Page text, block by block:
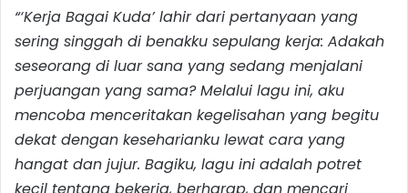
“‘Kerja Bagai Kuda’ lahir dari pertanyaan yang
sering singgah di benakku sepulang kerja: Adakah
seseorang di luar sana yang sedang menjalani
perjuangan yang sama? Melalui lagu ini, aku
mencoba menceritakan kegelisahan yang begitu
dekat dengan keseharianku lewat cara yang
hangat dan jujur. Bagiku, lagu ini adalah potret